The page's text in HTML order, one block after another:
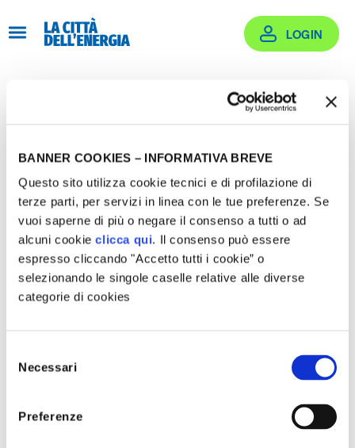
BANNER COOKIES – INFORMATIVA BREVE
Questo sito utilizza cookie tecnici e di profilazione di
terze parti, per servizi in linea con le tue preferenze. Se
vuoi saperne di più o negare il consenso a tutti o ad
alcuni cookieclicca qui. Il consenso può essere
espresso cliccando "Accetto tutti i cookie” o
selezionando le singole caselle relative alle diverse
categorie di cookies
delNecessari
Preferenze
al
contenuto
LOGIN
Inserisci il tuo nome utente o il tuo
indirizzo email. Riceverai un'email con
le istruzioni su come reimpostare la
tua password.